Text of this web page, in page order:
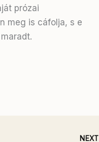
prózai
meg is cáfolja, s e
.
NEXT